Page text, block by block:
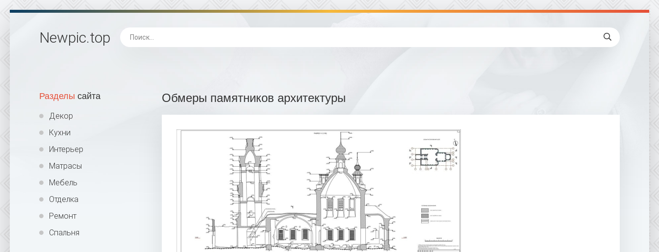
Newpic.top
Разделы сайта
Декор
Кухни
Интерьер
Матрасы
Мебель
Отделка
Ремонт
Спальня
Обмеры памятников архитектуры